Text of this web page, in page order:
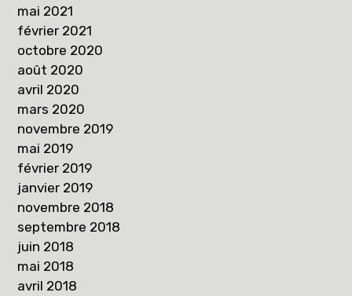
mai 2021
février 2021
octobre 2020
août 2020
avril 2020
mars 2020
novembre 2019
mai 2019
février 2019
janvier 2019
novembre 2018
septembre 2018
juin 2018
mai 2018
avril 2018